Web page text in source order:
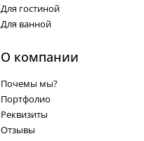
Для гостиной
Для ванной
О компании
Почемы мы?
Портфолио
Реквизиты
Отзывы